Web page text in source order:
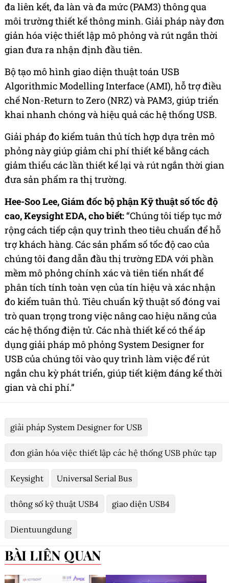
đa liên kết, đa làn và đa mức (PAM3) thông qua
môi trường thiết kế thông minh. Giải pháp này đơn
giản hóa việc thiết lập mô phỏng và rút ngắn thời
gian đưa ra nhận định đầu tiên.
Bộ tạo mô hình giao diện thuật toán USB
Algorithmic Modelling Interface (AMI), hỗ trợ điều
chế Non-Return to Zero (NRZ) và PAM3, giúp triển
khai nhanh chóng và hiệu quả các hệ thống USB.
Giải pháp đo kiểm tuân thủ tích hợp dựa trên mô
phỏng này giúp giảm chi phí thiết kế bằng cách
giảm thiểu các lần thiết kế lại và rút ngắn thời gian
đưa sản phẩm ra thị trường.
Hee-Soo Lee, Giám đốc bộ phận Kỹ thuật số tốc độ
cao, Keysight EDA, cho biết:“Chúng tôi tiếp tục mở
rộng cách tiếp cận quy trình theo tiêu chuẩn để hỗ
trợ khách hàng. Các sản phẩm số tốc độ cao của
chúng tôi đang dẫn đầu thị trường EDA với phần
mềm mô phỏng chính xác và tiên tiến nhất để
phân tích tính toàn vẹn của tín hiệu và xác nhận
đo kiểm tuân thủ. Tiêu chuẩn kỹ thuật số đóng vai
trò quan trọng trong việc nâng cao hiệu năng của
các hệ thống điện tử. Các nhà thiết kế có thể áp
dụng giải pháp mô phỏng System Designer for
USB của chúng tôi vào quy trình làm việc để rút
ngắn chu kỳ phát triển, giúp tiết kiệm đáng kể thời
gian và chi phí.”
giải pháp System Designer for USB
đơn giản hóa việc thiết lập các hệ thống USB phức tạp
Keysight Universal Serial Bus
thông số kỹ thuật USB4 giao diện USB4
Dientuungdung
BÀI LIÊN QUAN